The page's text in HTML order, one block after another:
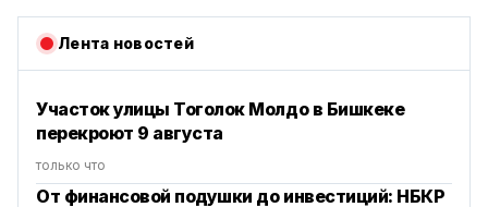
Лента новостей
Участок улицы Тоголок Молдо в Бишкеке
перекроют 9 августа
только что
От финансовой подушки до инвестиций: НБКР